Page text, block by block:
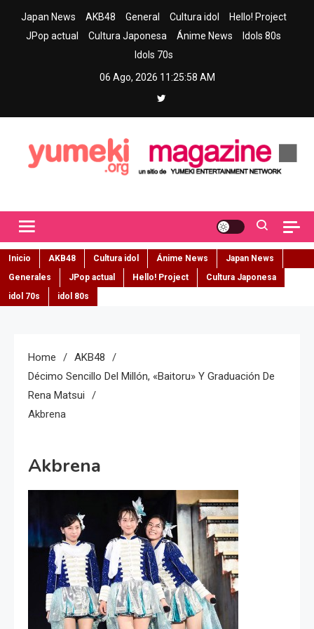
Japan News AKB48 General Cultura idol
Hello! Project
JPop actual
Cultura Japonesa Ánime News
Idols 80s
Idols 70s
06 Ago, 2026 11:25:59 AM
Inicio AKB48 Cultura idol Ánime News
Japan News
Generales
JPop actual Hello! Project
Cultura Japonesa
idol 70s
idol 80s
Home
AKB48
Décimo Sencillo Del Millón, «Baitoru» Y Graduación De
Rena Matsui
Akbrena
Akbrena